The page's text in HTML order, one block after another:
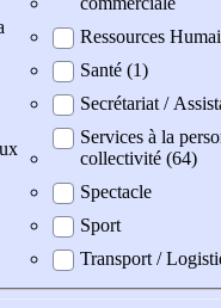
Ressources
Santé (1)
Secrétariat /
Services à la
collectivité (64)
Spectacle
Sport
Transport /